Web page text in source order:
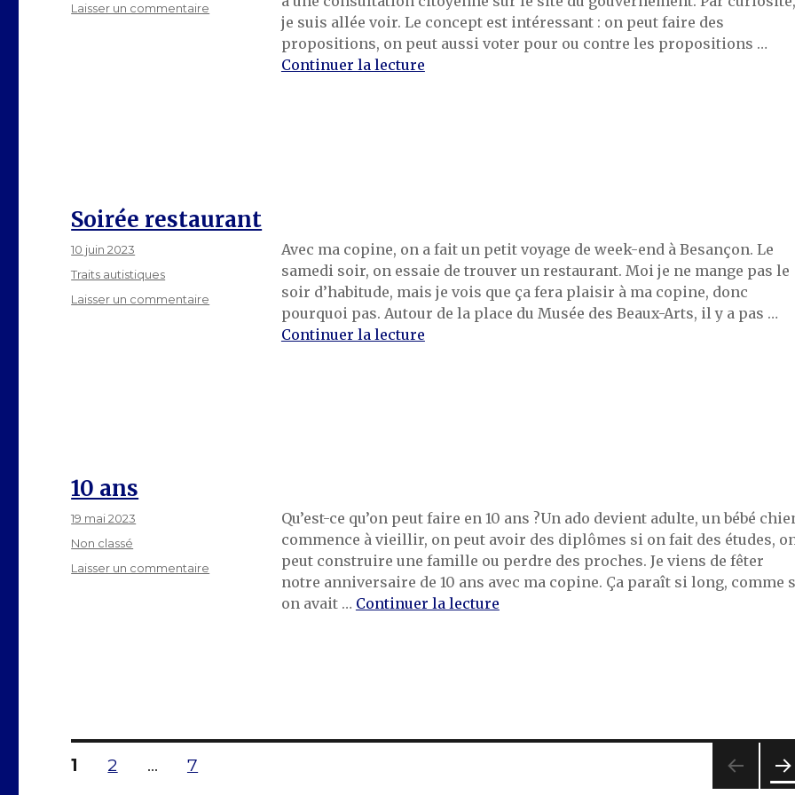
je suis allée voir. Le concept est intéressant : on peut faire des
propositions, on peut aussi voter pour ou contre les propositions …
Continuer la lecturede « La stratégie nationale »
Laisser un commentaire
Soirée restaurant
Avec ma copine, on a fait un petit voyage de week-end à Besançon. Le
samedi soir, on essaie de trouver un restaurant. Moi je ne mange pas le
soir d’habitude, mais je vois que ça fera plaisir à ma copine, donc
pourquoi pas. Autour de la place du Musée des Beaux-Arts, il y a pas …
Continuer la lecturede « Soirée restaurant »
Publié
10 juin 2023
Catégories
Traits autistiques
Laisser un commentaire
10 ans
Qu’est-ce qu’on peut faire en 10 ans ?Un ado devient adulte, un bébé
commence à vieillir, on peut avoir des diplômes si on fait des études,
peut construire une famille ou perdre des proches. Je viens de fêter
notre anniversaire de 10 ans avec ma copine. Ça paraît si long, comme
on avait … Continuer la lecturede « 10 ans »
Publié
19 mai 2023
Catégories
Non classé
Laisser un commentaire
Pagination
PAGE
1 PAGE
2 … PAGE
7